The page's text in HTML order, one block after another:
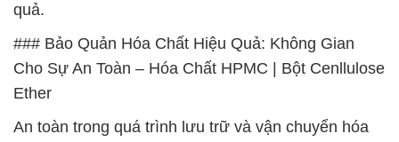
quả.
### Bảo Quản Hóa Chất Hiệu Quả: Không Gian
Cho Sự An Toàn – Hóa Chất HPMC | Bột Cenllulose
Ether
An toàn trong quá trình lưu trữ và vận chuyển hóa